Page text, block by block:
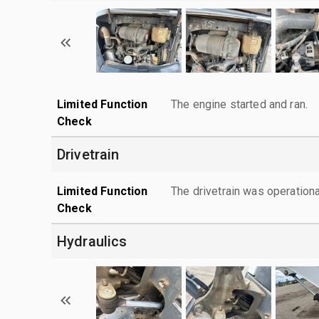
Limited Function
Check
The engine started and ran.
Drivetrain
Limited Function
Check
The drivetrain was
Hydraulics